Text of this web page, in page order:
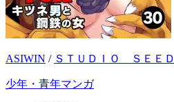
ASIWIN / ＳＴＵＤＩＯ ＳＥＥＤ
少年・青年マンガ